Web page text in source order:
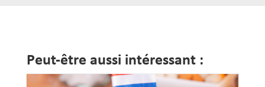
Peut-être aussi intéressant :